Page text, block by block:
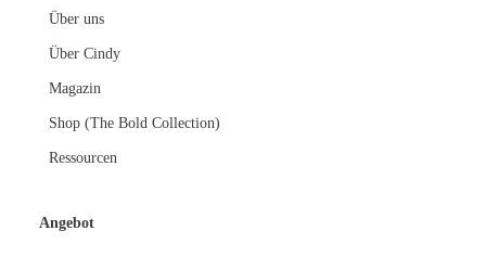
Über uns
Über Cindy
Magazin
Shop (The Bold Collection)
Ressourcen
Angebot